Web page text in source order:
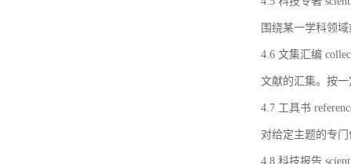
围绕某一学科领
4.6 文集汇编
文献的汇集。按
4.7 工具书
对给定主题的专
4.8 科技报告